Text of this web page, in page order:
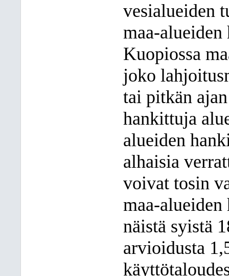
vesialueiden
maa-
Kuopiossa
joko
tai pitkän
hankittuja
alueiden
alhaisia
voivat tosin
maa-
näistä syistä
arvioidusta